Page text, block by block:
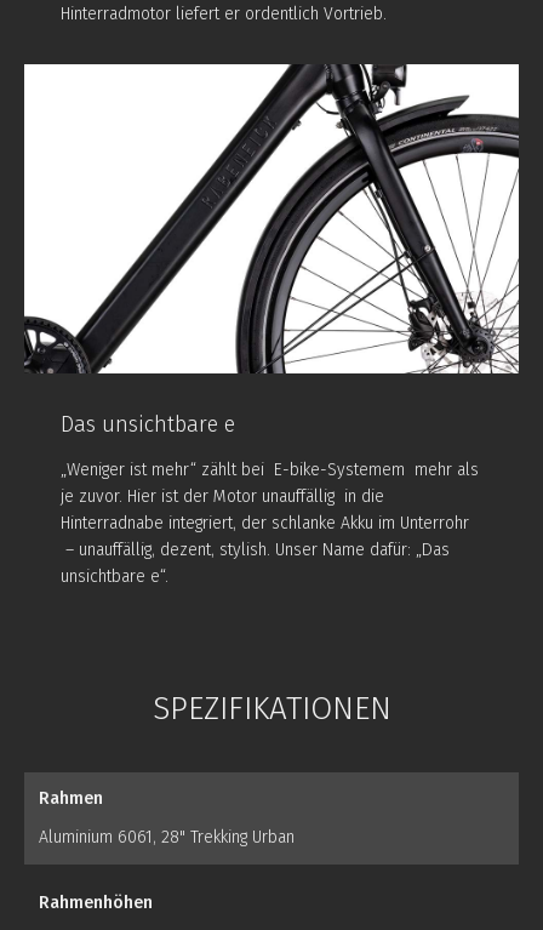
Hinterradmotor liefert er ordentlich Vortrieb.
Das unsichtbare e
„Weniger ist mehr“ zählt bei E-bike-Systemem mehr als
je zuvor. Hier ist der Motor unauffällig in die
Hinterradnabe integriert, der schlanke Akku im Unterrohr
– unauffällig, dezent, stylish. Unser Name dafür: „Das
unsichtbare e“.
SPEZIFIKATIONEN
Rahmen
Aluminium 6061, 28" Trekking Urban
Rahmenhöhen